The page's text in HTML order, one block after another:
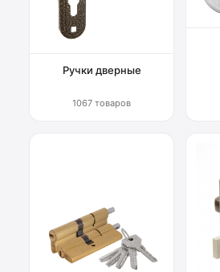
Ручки дверные
1067 товаров